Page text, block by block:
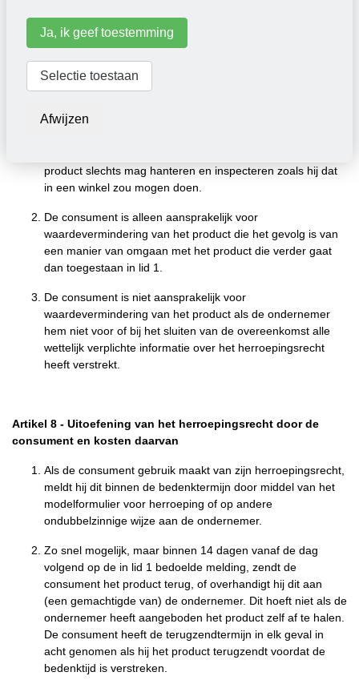
Ja, ik geef toestemming
Selectie toestaan
Afwijzen
Artikel 7 -Verplichtingen van de consument tijdens de
Tijdens de bedenktijd zal de consument zorgvuldig omgaan
slechts uitpakken of gebruiken in de mate die nodig is om
product slechts mag hanteren en inspecteren zoals hij dat
in een winkel zou mogen doen.
De consument is alleen aansprakelijk voor
waardevermindering van het product die het gevolg is van
een manier van omgaan met het product die verder gaat
dan toegestaan in lid 1.
De consument is niet aansprakelijk voor
waardevermindering van het product als de ondernemer
hem niet voor of bij het sluiten van de overeenkomst alle
wettelijk verplichte informatie over het herroepingsrecht
heeft verstrekt.
Artikel 8 - Uitoefening van het herroepingsrecht door de
consument en kosten daarvan
Als de consument gebruik maakt van zijn herroepingsrecht,
meldt hij dit binnen de bedenktermijn door middel van het
modelformulier voor herroeping of op andere
ondubbelzinnige wijze aan de ondernemer.
Zo snel mogelijk, maar binnen 14 dagen vanaf de dag
volgend op de in lid 1 bedoelde melding, zendt de
consument het product terug, of overhandigt hij dit aan
(een gemachtigde van) de ondernemer. Dit hoeft niet als de
ondernemer heeft aangeboden het product zelf af te halen.
De consument heeft de terugzendtermijn in elk geval in
acht genomen als hij het product terugzendt voordat de
bedenktijd is verstreken.